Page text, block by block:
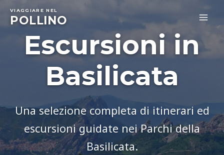
VIAGGIARE NEL
POLLINO
Escursioni in
Basilicata
Una selezione completa di itinerari ed
escursioni guidate nei Parchi della
Basilicata.